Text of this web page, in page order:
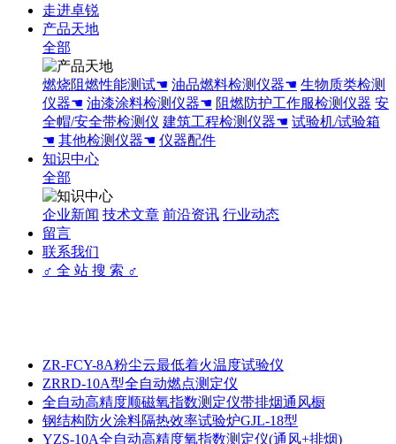
走进卓锐
产品天地
全部
燃烧阻燃性能测试☚ 油品燃料检测仪器☚ 生物质类检测
仪器☚ 油漆涂料检测仪器☚ 阻燃防护工作服检测仪器 安
全帽/安全带检测仪 建筑工程检测仪器☚ 试验机/试验箱
☚ 其他检测仪器☚ 仪器配件
知识中心
全部
企业新闻 技术文章 前沿资讯 行业动态
留言
联系我们
♂ 全 站 搜 索 ♂
ZR-FCY-8A粉尘云最低着火温度试验仪
ZRRD-10A型全自动燃点测定仪
全自动高精度顺磁氧指数测定仪带排烟通风橱
钢结构防火涂料隔热效率试验炉GJL-18型
YZS-10A全自动高精度氧指数测定仪(通风+排烟)